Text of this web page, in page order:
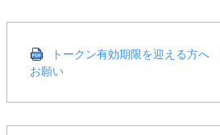
トークン有効期限を迎える方
お願い